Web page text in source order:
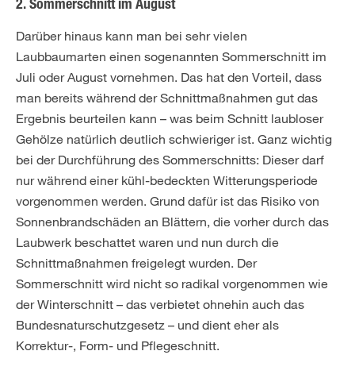
2. Sommerschnitt im August
Darüber hinaus kann man bei sehr vielen
Laubbaumarten einen sogenannten Sommerschnitt im
Juli oder August vornehmen. Das hat den Vorteil, dass
man bereits während der Schnittmaßnahmen gut das
Ergebnis beurteilen kann – was beim Schnitt laubloser
Gehölze natürlich deutlich schwieriger ist. Ganz wichtig
bei der Durchführung des Sommerschnitts: Dieser darf
nur während einer kühl-bedeckten Witterungsperiode
vorgenommen werden. Grund dafür ist das Risiko von
Sonnenbrandschäden an Blättern, die vorher durch das
Laubwerk beschattet waren und nun durch die
Schnittmaßnahmen freigelegt wurden. Der
Sommerschnitt wird nicht so radikal vorgenommen wie
der Winterschnitt – das verbietet ohnehin auch das
Bundesnaturschutzgesetz – und dient eher als
Korrektur-, Form- und Pflegeschnitt.